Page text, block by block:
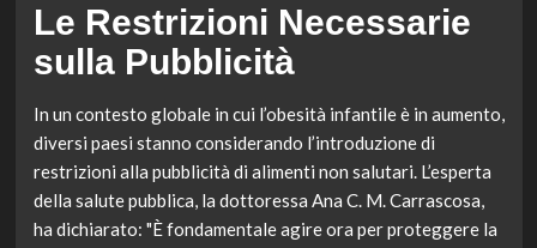
Le Restrizioni Necessarie
sulla Pubblicità
In un contesto globale in cui l’obesità infantile è in aumento,
diversi paesi stanno considerando l’introduzione di
restrizioni alla pubblicità di alimenti non salutari. L’esperta
della salute pubblica, la dottoressa Ana C. M. Carrascosa,
ha dichiarato: "È fondamentale agire ora per proteggere la